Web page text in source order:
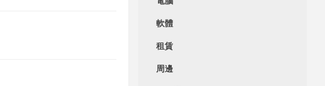
軟體
租賃
周邊